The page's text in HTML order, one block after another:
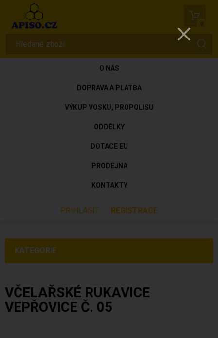
0
O NÁS
DOPRAVA A PLATBA
VÝKUP VOSKU, PROPOLISU
ODDĚLKY
DOTACE EU
PRODEJNA
KONTAKTY
PŘIHLÁSIT REGISTRACE
KATEGORIE
VČELAŘSKÉ RUKAVICE
VEPŘOVICE Č. 05